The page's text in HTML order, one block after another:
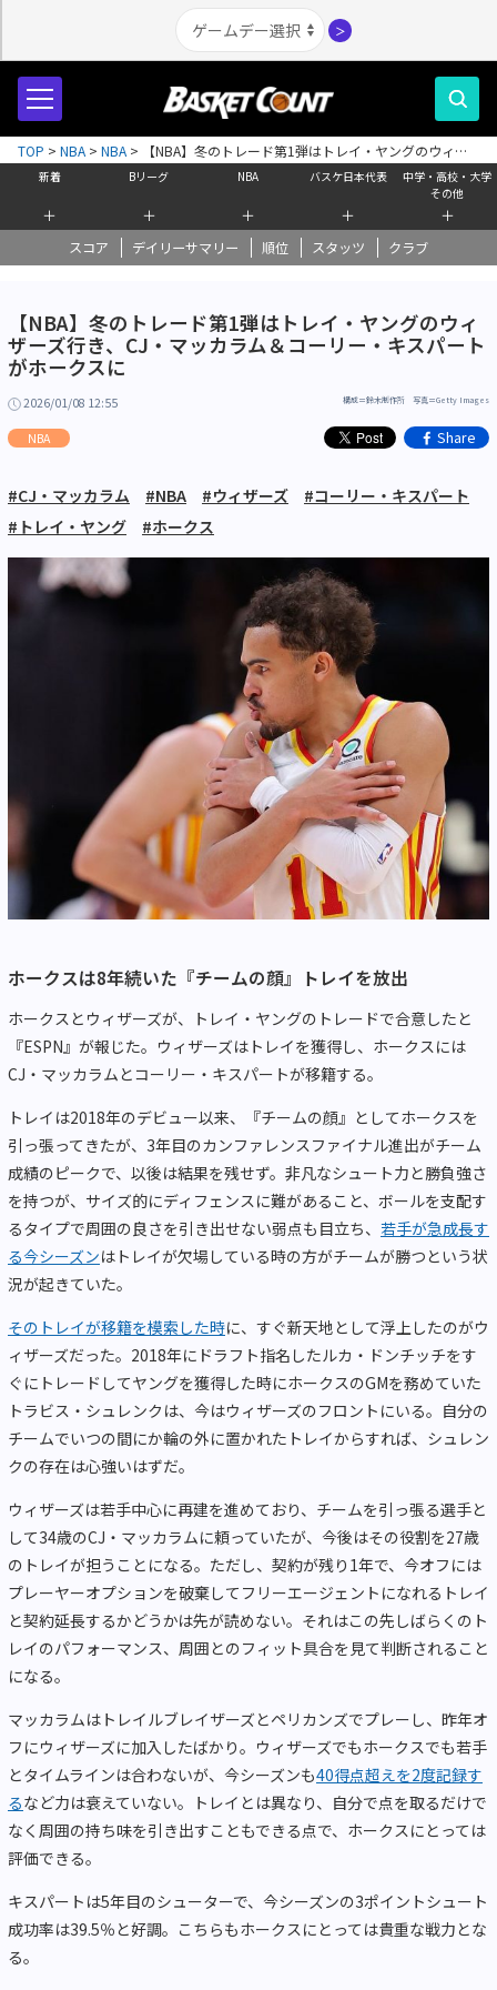
＞
新着
＋
Bリーグ
＋
NBA
＋
バスケ日本代表
＋
中学・高校・大学
その他
＋
スコア デイリーサマリー 順位 スタッツ クラブ
TOP > NBA > NBA >
【NBA】冬のトレード第1弾はトレイ・ヤングのウィザ
ーズ行き、CJ・マッカラム＆コーリー・キスパートがホークスに
【NBA】冬のトレード第1弾はトレイ・ヤングのウィ
ザーズ行き、CJ・マッカラム＆コーリー・キスパート
がホークスに
2026/01/08 12:55 構成＝鈴木制作所 写真＝Getty Images
NBA Share
#CJ・マッカラム #NBA #ウィザーズ
#コーリー・キスパート
#トレイ・ヤング
#ホークス
ホークスは8年続いた『チームの顔』トレイを放出
ホークスとウィザーズが、トレイ・ヤングのトレードで合意したと
『ESPN』が報じた。ウィザーズはトレイを獲得し、ホークスには
CJ・マッカラムとコーリー・キスパートが移籍する。
トレイは2018年のデビュー以来、『チームの顔』としてホークスを
引っ張ってきたが、3年目のカンファレンスファイナル進出がチーム
成績のピークで、以後は結果を残せず。非凡なシュート力と勝負強さ
を持つが、サイズ的にディフェンスに難があること、ボールを支配す
るタイプで周囲の良さを引き出せない弱点も目立ち、 若手が急成長す
る今シーズンはトレイが欠場している時の方がチームが勝つという状
況が起きていた。
そのトレイが移籍を模索した時に、すぐ新天地として浮上したのがウ
ィザーズだった。2018年にドラフト指名したルカ・ドンチッチをす
ぐにトレードしてヤングを獲得した時にホークスのGMを務めていた
トラビス・シュレンクは、今はウィザーズのフロントにいる。自分の
チームでいつの間にか輪の外に置かれたトレイからすれば、シュレン
クの存在は心強いはずだ。
ウィザーズは若手中心に再建を進めており、チームを引っ張る選手と
して34歳のCJ・マッカラムに頼っていたが、今後はその役割を27歳
のトレイが担うことになる。ただし、契約が残り1年で、今オフには
プレーヤーオプションを破棄してフリーエージェントになれるトレイ
と契約延長するかどうかは先が読めない。それはこの先しばらくのト
レイのパフォーマンス、周囲とのフィット具合を見て判断されること
になる。
マッカラムはトレイルブレイザーズとペリカンズでプレーし、昨年オ
フにウィザーズに加入したばかり。ウィザーズでもホークスでも若手
とタイムラインは合わないが、今シーズンも40得点超えを2度記録す
るなど力は衰えていない。トレイとは異なり、自分で点を取るだけで
なく周囲の持ち味を引き出すこともできる点で、ホークスにとっては
評価できる。
キスパートは5年目のシューターで、今シーズンの3ポイントシュート
成功率は39.5％と好調。こちらもホークスにとっては貴重な戦力とな
る。